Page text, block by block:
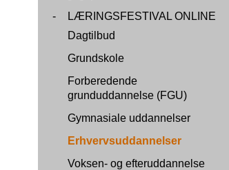
-
LÆRINGSFESTIVAL ONLINE
Dagtilbud
Grundskole
Forberedende
grunduddannelse (FGU)
Gymnasiale uddannelser
Erhvervsuddannelser
Voksen- og efteruddannelse